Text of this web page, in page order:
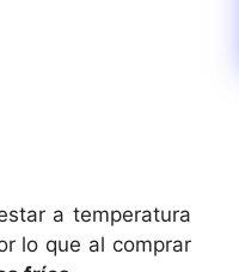
a temperatura
lo que al comprar